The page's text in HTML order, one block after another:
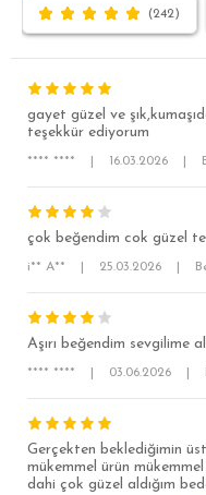
(242)
gayet güzel ve
teşekkür ediyorum
**** **** 16.03.2026
çok beğendim cok güzel
i** A** 25.03.2026
Aşırı beğendim sevgilime
**** **** 03.06.2026
Gerçekten beklediğimin
mükemmel ürün
dahi çok güzel aldığım